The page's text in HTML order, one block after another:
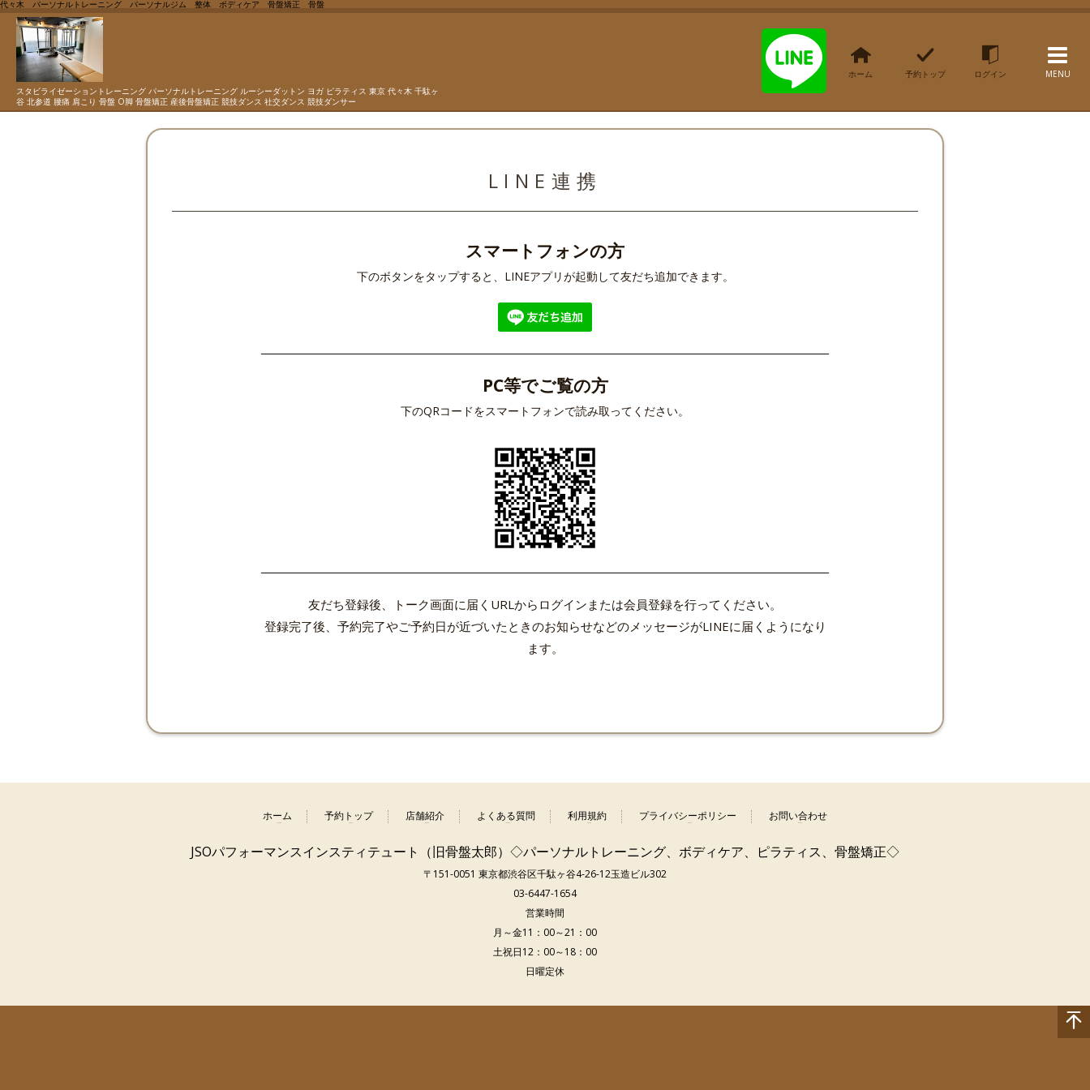
代々木 パーソナルトレーニング パーソナルジム 整体 ボディケア 骨盤矯正 骨盤
スタビライゼーショントレーニング パーソナルトレーニング ルーシーダットン ヨガ ピラティス 東京 代々木 千駄ヶ
谷 北参道 腰痛 肩こり 骨盤 O脚 骨盤矯正 産後骨盤矯正 競技ダンス 社交ダンス 競技ダンサー
ホーム 予約トップ ログイン MENU
LINE連携
スマートフォンの方
下のボタンをタップすると、LINEアプリが起動して友だち追加できます。
PC等でご覧の方
下のQRコードをスマートフォンで読み取ってください。
友だち登録後、トーク画面に届くURLからログインまたは会員登録を行ってください。
登録完了後、予約完了やご予約日が近づいたときのお知らせなどのメッセージがLINEに届くようになり
ホーム 予約トップ 店舗紹介 よくある質問 利用規約 プライバシーポリシー お問い合わせ
JSOパフォーマンスインスティテュート（旧骨盤太郎）◇パーソナルトレーニング、ボディケア、ピラティス、骨盤矯正◇
〒151-0051 東京都渋谷区千駄ヶ谷4-26-12玉造ビル302
03-6447-1654
営業時間
月～金11：00～21：00
土祝日12：00～18：00
日曜定休